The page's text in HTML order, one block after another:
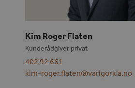
Kim Roger Flaten
Kunderådgiver privat
402 92 661
kim-roger.flaten@varigorkla.no